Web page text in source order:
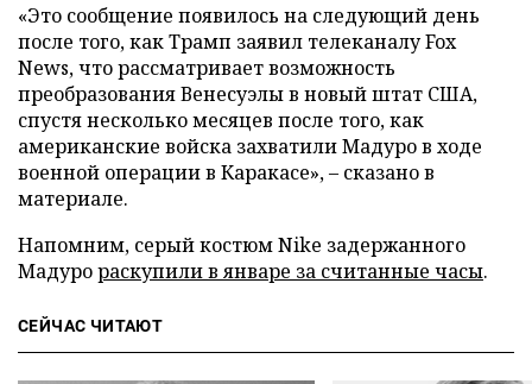
«Это сообщение появилось на следующий день
после того, как Трамп заявил телеканалу Fox
News, что рассматривает возможность
преобразования Венесуэлы в новый штат США,
спустя несколько месяцев после того, как
американские войска захватили Мадуро в ходе
военной операции в Каракасе», – сказано в
материале.
Напомним, серый костюм Nike задержанного
Мадурораскупили в январе за считанные часы.
СЕЙЧАС ЧИТАЮТ